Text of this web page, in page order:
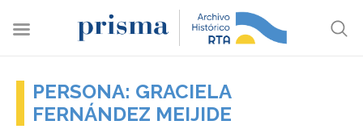
PERSONA: GRACIELA
FERNÁNDEZ MEIJIDE